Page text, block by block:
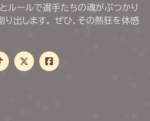
ルールで選手たちの魂がぶつかり
り出します。 ぜひ、その熱狂を体感